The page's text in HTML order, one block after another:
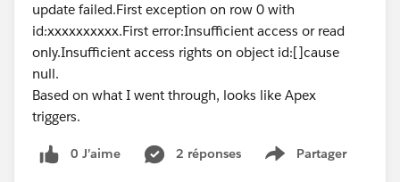
update failed.First exception on row 0 with
id:xxxxxxxxxx.First error:Insufficient access or read
only.Insufficient access rights on object id:[]cause
null.
Based on what I went through, looks like Apex
triggers.
0 J’aime 2 réponses Partager
Show menu